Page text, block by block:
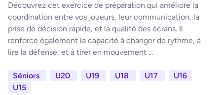
Découvrez cet exercice de préparation qui améliore la
coordination entre vos joueurs, leur communication, la
prise de décision rapide, et la qualité des écrans. Il
renforce également la capacité à changer de rythme, à
lire la défense, et à tirer en mouvement ...
Séniors U20 U19 U18 U17
U16
U15